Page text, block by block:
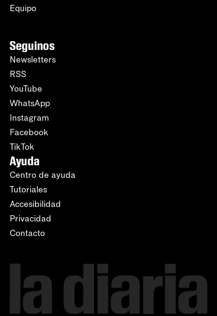
Equipo
Seguinos
Newsletters
RSS
YouTube
WhatsApp
Instagram
Facebook
TikTok
Ayuda
Centro de ayuda
Tutoriales
Accesibilidad
Privacidad
Contacto